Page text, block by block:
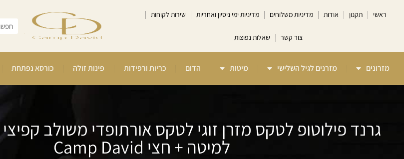
ראשי תקנון אודות מדיניות משלוחים מדיניות ימי ניסיון ואחריות שירות לקוחות
צור קשר שאלות נפוצות
מזרונים מזרנים לגיל השלישי מיטות הדום כריות ורפידות פינות זולה כורסא נפתחת
למיטה + חצי Camp David